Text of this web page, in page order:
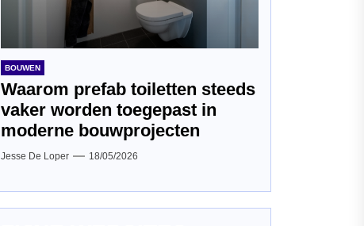
BOUWEN
Waarom prefab toiletten steeds
vaker worden toegepast in
moderne bouwprojecten
Jesse De Loper 18/05/2026